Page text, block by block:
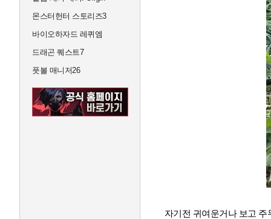
몬스터헌터 스토리즈3
바이오하자드 레퀴엠
드래곤 퀘스트7
풋볼 매니저26
자기전 귀여운거나 보고 주